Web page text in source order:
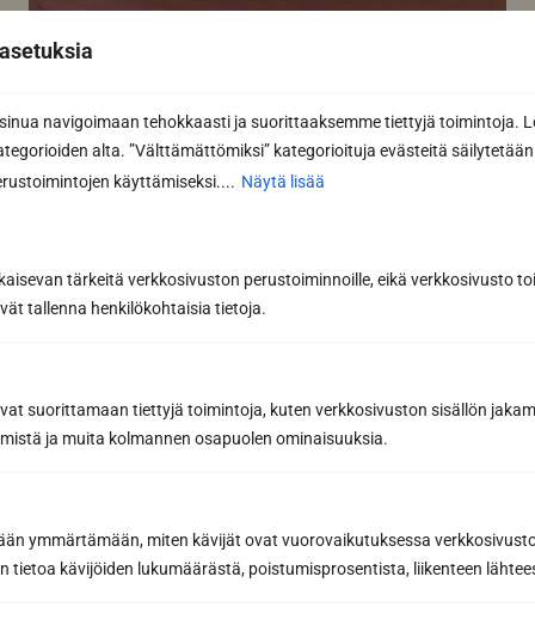
navigoimaan tehokkaasti ja suorittaaksemme tiettyjä toimintoja.
alta. ”Välttämättömiksi” kategorioituja evästeitä säilytetään
käyttämiseksi.... Näytä lisää
tärkeitä verkkosivuston perustoiminnoille, eikä verkkosivusto
tallenna henkilökohtaisia tietoja.
suorittamaan tiettyjä toimintoja, kuten verkkosivuston sisällön
ja muita kolmannen osapuolen ominaisuuksia.
ymmärtämään, miten kävijät ovat vuorovaikutuksessa
tietoa kävijöiden lukumäärästä, poistumisprosentista, liikenteen